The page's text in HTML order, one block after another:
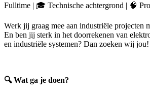
Fulltime | 🎓 Technische achtergrond | 🧠
Werk jij graag mee aan industriële projecten
En ben jij sterk in het doorrekenen van
en industriële systemen? Dan zoeken wij jou!
🔍 Wat ga je doen?